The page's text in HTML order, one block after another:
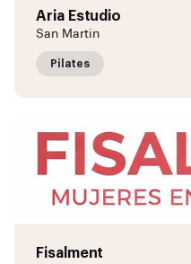
Aria Estudio
San Martin
Pilates
Fisalment